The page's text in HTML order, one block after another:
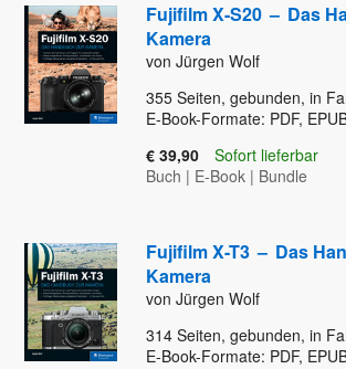
Fujifilm X-S20 – Das
Kamera
von Jürgen Wolf
355 Seiten, gebunden, in
E-Book-Formate: PDF,
€ 39,90
Sofort lieferbar
Buch | E-Book | Bundle
Fujifilm X-T3 – Das
Kamera
von Jürgen Wolf
314 Seiten, gebunden, in
E-Book-Formate: PDF,